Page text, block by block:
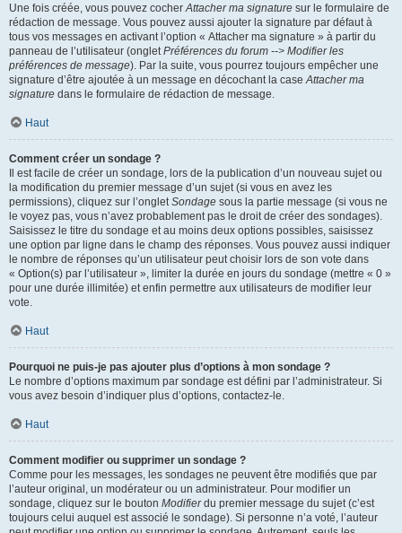
Une fois créée, vous pouvez cocherAttacher ma signature sur le formulaire de
rédaction de message. Vous pouvez aussi ajouter la signature par défaut à
tous vos messages en activant l’option « Attacher ma signature » à partir du
panneau de l’utilisateur (ongletPréférences du forum --> Modifier les
préférences de message). Par la suite, vous pourrez toujours empêcher une
signature d’être ajoutée à un message en décochant la caseAttacher ma
signature dans le formulaire de rédaction de message.
Haut
Comment créer un sondage ?
Il est facile de créer un sondage, lors de la publication d’un nouveau sujet ou
la modification du premier message d’un sujet (si vous en avez les
permissions), cliquez sur l’ongletSondage sous la partie message (si vous ne
le voyez pas, vous n’avez probablement pas le droit de créer des sondages).
Saisissez le titre du sondage et au moins deux options possibles, saisissez
une option par ligne dans le champ des réponses. Vous pouvez aussi indiquer
le nombre de réponses qu’un utilisateur peut choisir lors de son vote dans
« Option(s) par l’utilisateur », limiter la durée en jours du sondage (mettre « 0 »
pour une durée illimitée) et enfin permettre aux utilisateurs de modifier leur
vote.
Haut
Pourquoi ne puis-je pas ajouter plus d’options à mon sondage ?
Le nombre d’options maximum par sondage est défini par l’administrateur. Si
vous avez besoin d’indiquer plus d’options, contactez-le.
Haut
Comment modifier ou supprimer un sondage ?
Comme pour les messages, les sondages ne peuvent être modifiés que par
l’auteur original, un modérateur ou un administrateur. Pour modifier un
sondage, cliquez sur le bouton Modifierdu premier message du sujet (c’est
toujours celui auquel est associé le sondage). Si personne n’a voté, l’auteur